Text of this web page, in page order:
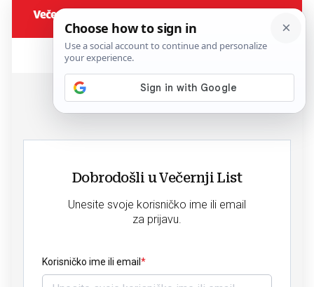
Dobrodošli u Večernji List
Unesite svoje korisničko ime ili email
za prijavu.
Korisničko ime ili email